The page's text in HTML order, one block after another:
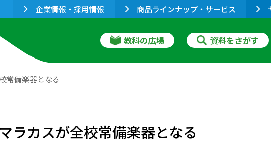
企業情報・採用情報 商品ラインナップ・サービス
教科の広場 資料をさがす
常備楽器となる
ラカスが全校常備楽器となる